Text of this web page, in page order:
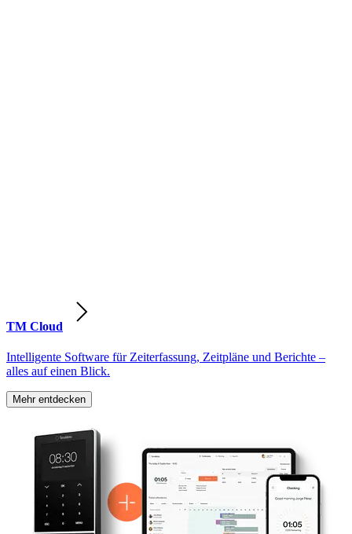
TM Cloud
Intelligente Software für Zeiterfassung, Zeitpläne und Berichte –
alles auf einen Blick.
Mehr entdecken